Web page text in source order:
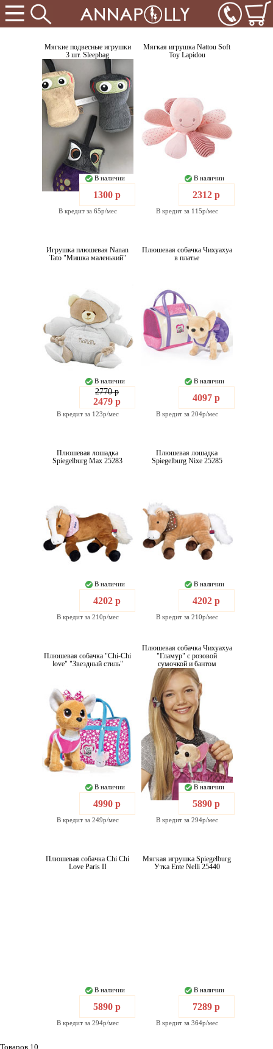
Мягкие подвесные игрушки
3 шт. Sleepbag
В наличии
1300 р
В кредит за 65р/мес
Мягкая игрушка Nattou Soft
Toy Lapidou
В наличии
2312 р
В кредит за 115р/мес
Игрушка плюшевая Nanan
Tato "Мишка маленький"
В наличии
2770 р
2479 р
В кредит за 123р/мес
Плюшевая собачка Чихуахуа
в платье
В наличии
4097 р
В кредит за 204р/мес
Плюшевая лошадка
Spiegelburg Max 25283
В наличии
4202 р
В кредит за 210р/мес
Плюшевая лошадка
Spiegelburg Nixe 25285
В наличии
4202 р
В кредит за 210р/мес
Плюшевая собачка "Chi-Chi
love" "Звездный стиль"
В наличии
4990 р
В кредит за 249р/мес
Плюшевая собачка Чихуахуа
"Гламур" с розовой
сумочкой и бантом
В наличии
5890 р
В кредит за 294р/мес
Плюшевая собачка Chi Chi
Love Paris II
В наличии
5890 р
В кредит за 294р/мес
Мягкая игрушка Spiegelburg
Утка Ente Nelli 25440
В наличии
7289 р
В кредит за 364р/мес
Товаров 10